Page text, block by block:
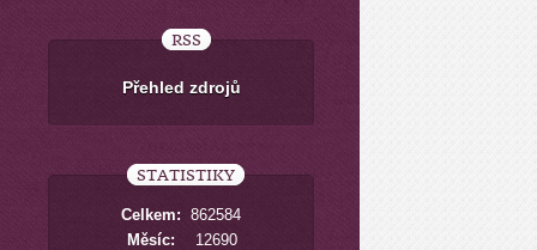
RSS
Přehled zdrojů
STATISTIKY
Celkem: 862584
Měsíc:
12690